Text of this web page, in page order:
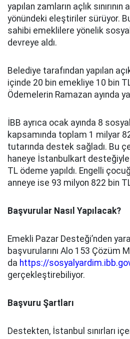
yapılan zamların açlık sınırının
yönündeki eleştiriler sürüyor.
sahibi emeklilere yönelik
devreye aldı.
Belediye tarafından yapılan
içinde 20 bin emekliye 10 bin
Ödemelerin Ramazan ayında
İBB ayrıca ocak ayında 8
kapsamında toplam 1 milyar
tutarında destek sağladı. Bu
haneye İstanbulkart
TL ödeme yapıldı. Engelli
anneye ise 93 milyon 822 bin
Başvurular Nasıl Yapılacak?
Emekli Pazar Desteği’nden
başvurularını Alo 153 Çözüm
da https://
gerçekleştirebiliyor.
Başvuru Şartları
Destekten, İstanbul sınırları